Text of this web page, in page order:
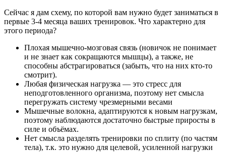
Сейчас я дам схему, по которой вам нужно будет заниматься в
первые 3-4 месяца ваших тренировок. Что характерно для
этого периода?
Плохая мышечно-мозговая связь (новичок не понимает
и не знает как сокращаются мышцы), а также, не
способны абстрагироваться (забыть, что на них кто-то
смотрит).
Любая физическая нагрузка — это стресс для
неподготовленного организма, поэтому нет смысла
перегружать систему чрезмерными весами
Мышечные волокна, адаптируются к новым нагрузкам,
поэтому наблюдаются достаточно быстрые приросты в
силе и объёмах.
Нет смысла разделять тренировки по сплиту (по частям
тела), т.к. это нужно для целевой, усиленной нагрузки